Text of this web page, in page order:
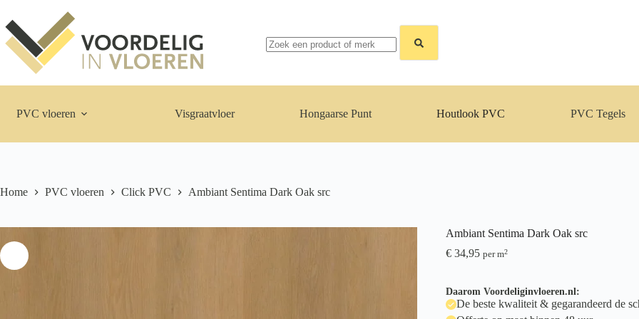
naar
de
inhoud
resultaten
PVC vloeren Visgraatvloer Hongaarse Punt Houtlook PVC PVC Tegels
Home PVC vloeren Click PVC Ambiant Sentima Dark Oak src
Ambiant Sentima Dark Oak src
€34,95 per m2
Daarom Voordeliginvloeren.nl:
De beste kwaliteit & gegarandeerd de